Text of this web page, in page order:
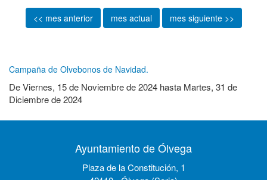
<< mes anterior mes actual mes siguiente >>
Campaña de Olvebonos de Navidad.
DeViernes, 15 de Noviembre de 2024 hasta Martes, 31 de
Diciembre de 2024
Ayuntamiento de Ólvega
Plaza de la Constitución, 1